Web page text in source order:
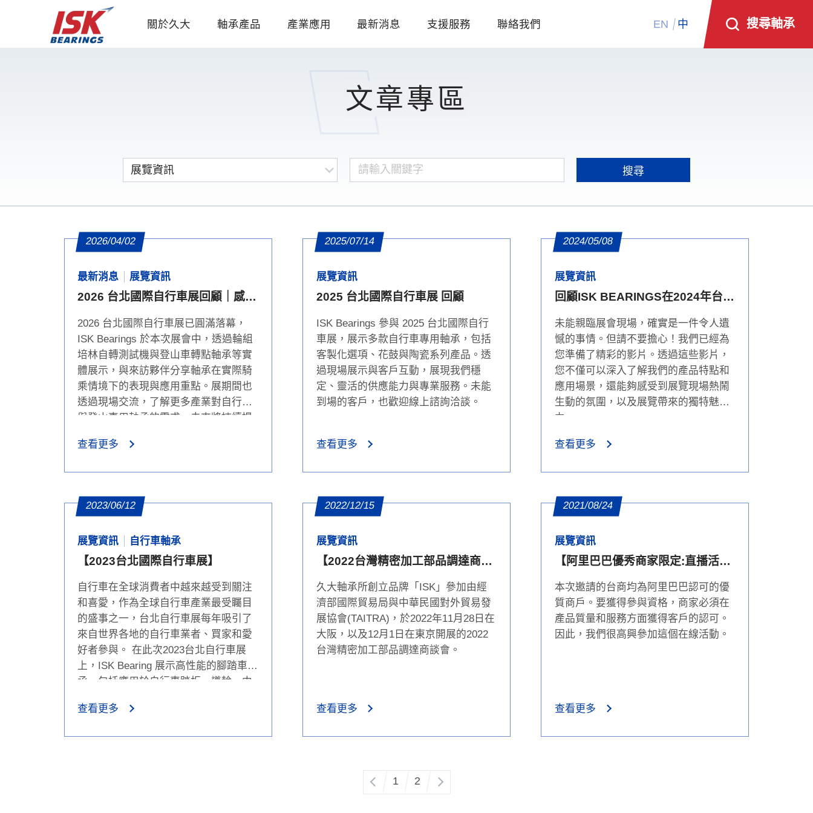
關於久大 軸承產品 產業應用 最新消息 支援服務 聯絡我們 EN 中 搜尋軸承
文章專區
2026/04/02
最新消息 展覽資訊
2026 台北國際自行車展回顧｜感謝
2026 台北國際自行車展已圓滿落幕，
ISK Bearings 於本次展會中，透過輪組
培林自轉測試機與登山車轉點軸承等實
體展示，與來訪夥伴分享軸承在實際騎
乘情境下的表現與應用重點。展期間也
透過現場交流，了解更多產業對自行車
與登山車用軸承的需求，未來將持續提
戶打造更優質的騎乘體驗。
查看更多
2025/07/14
展覽資訊
2025 台北國際自行車展 回顧
ISK Bearings 參與 2025 台北國際自行
車展，展示多款自行車專用軸承，包括
客製化選項、花鼓與陶瓷系列產品。透
過現場展示與客戶互動，展現我們穩
定、靈活的供應能力與專業服務。未能
到場的客戶，也歡迎線上諮詢洽談。
查看更多
2024/05/08
展覽資訊
回顧ISK BEARINGS在2024年台北
未能親臨展會現場，確實是一件令人遺
憾的事情。但請不要擔心！我們已經為
您準備了精彩的影片。透過這些影片，
您不僅可以深入了解我們的產品特點和
應用場景，還能夠感受到展覽現場熱鬧
生動的氛圍，以及展覽帶來的獨特魅
力。
查看更多
2023/06/12
展覽資訊 自行車軸承
【2023台北國際自行車展】
自行車在全球消費者中越來越受到關注
和喜愛，作為全球自行車產業最受矚目
的盛事之一，台北自行車展每年吸引了
來自世界各地的自行車業者、買家和愛
好者參與。 在此次2023台北自行車展
上，ISK Bearing 展示高性能的腳踏車軸
承，包括應用於自行車踏板、導輪、中
Bearing的專業團隊也為參展觀眾提供了
查看更多
2022/12/15
展覽資訊
【2022台灣精密加工部品調達商談
久大軸承所創立品牌「ISK」參加由經
濟部國際貿易局與中華民國對外貿易發
展協會(TAITRA)，於2022年11月28日在
大阪，以及12月1日在東京開展的2022
台灣精密加工部品調達商談會。
查看更多
2021/08/24
展覽資訊
【阿里巴巴優秀商家限定:直播活
本次邀請的台商均為阿里巴巴認可的優
質商戶。要獲得參與資格，商家必須在
產品質量和服務方面獲得客戶的認可。
因此，我們很高興參加這個在線活動。
查看更多
1 2